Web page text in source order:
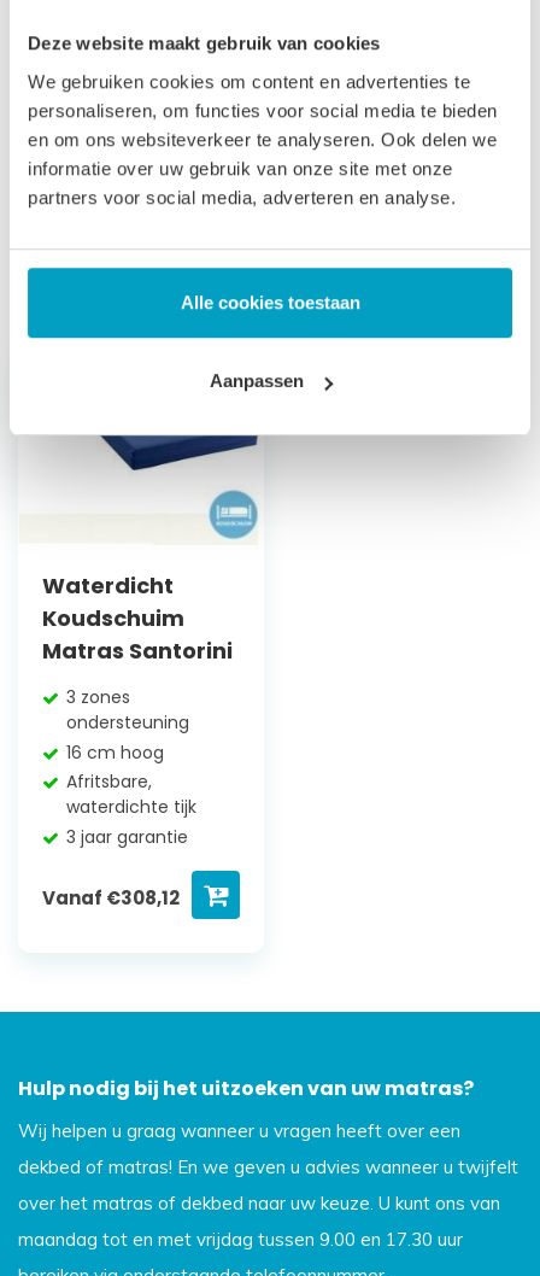
Deze website maakt gebruik van cookies
We gebruiken cookies om content en advertenties te
personaliseren, om functies voor social media te bieden
en om ons websiteverkeer te analyseren. Ook delen we
informatie over uw gebruik van onze site met onze
partners voor social media, adverteren en analyse.
Alle cookies toestaan
Aanpassen
Let op , door het flexibele materiaal, kunnen matrassen tot
2% afwijken in afmeting. Maatwerk matrassen zijn niet
direct leverbaar, de productie kost 3-4 weken tijd. Voor onze
voorwaarden betreft maatwerk matrassen verwijzen wij u
naar onze
algemene voorwaarden
Gerelateerde producten
Waterdicht
Koudschuim
Matras Santorini
3 zones
ondersteuning
16 cm hoog
Afritsbare,
waterdichte tijk
3 jaar garantie
Vanaf €308,12
Hulp nodig bij het uitzoeken van uw matras?
Wij helpen u graag wanneer u vragen heeft over een
dekbed of matras! En we geven u advies wanneer u twijfelt
over het matras of dekbed naar uw keuze. U kunt ons van
maandag tot en met vrijdag tussen 9.00 en 17.30 uur